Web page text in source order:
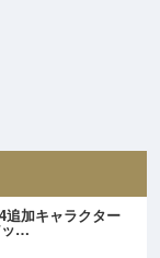
追加キャラクター
ッ…